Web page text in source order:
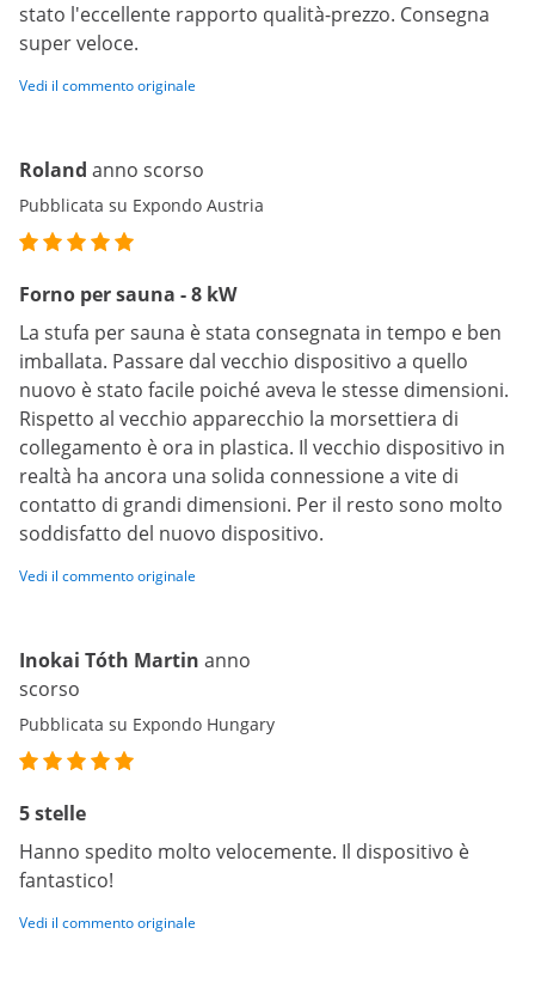
stato l'eccellente rapporto qualità-prezzo. Consegna
super veloce.
Vedi il commento originale
Roland anno scorso
Pubblicata su Expondo Austria
Forno per sauna - 8 kW
La stufa per sauna è stata consegnata in tempo e ben
imballata. Passare dal vecchio dispositivo a quello
nuovo è stato facile poiché aveva le stesse dimensioni.
Rispetto al vecchio apparecchio la morsettiera di
collegamento è ora in plastica. Il vecchio dispositivo in
realtà ha ancora una solida connessione a vite di
contatto di grandi dimensioni. Per il resto sono molto
soddisfatto del nuovo dispositivo.
Vedi il commento originale
Inokai Tóth Martin anno
scorso
Pubblicata su Expondo Hungary
5 stelle
Hanno spedito molto velocemente. Il dispositivo è
fantastico!
Vedi il commento originale